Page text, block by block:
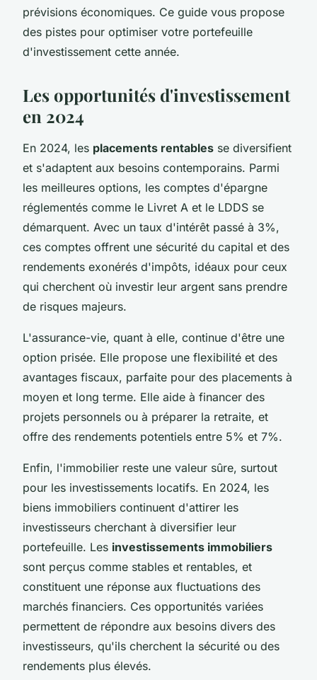
prévisions économiques. Ce guide vous propose
des pistes pour optimiser votre portefeuille
d'investissement cette année.
Les opportunités d'investissement
en 2024
En 2024, les placements rentables se diversifient
et s'adaptent aux besoins contemporains. Parmi
les meilleures options, les comptes d'épargne
réglementés comme le Livret A et le LDDS se
démarquent. Avec un taux d'intérêt passé à 3%,
ces comptes offrent une sécurité du capital et des
rendements exonérés d'impôts, idéaux pour ceux
qui cherchent où investir leur argent sans prendre
de risques majeurs.
L'assurance-vie, quant à elle, continue d'être une
option prisée. Elle propose une flexibilité et des
avantages fiscaux, parfaite pour des placements à
moyen et long terme. Elle aide à financer des
projets personnels ou à préparer la retraite, et
offre des rendements potentiels entre 5% et 7%.
Enfin, l'immobilier reste une valeur sûre, surtout
pour les investissements locatifs. En 2024, les
biens immobiliers continuent d'attirer les
investisseurs cherchant à diversifier leur
portefeuille. Les investissements immobiliers
sont perçus comme stables et rentables, et
constituent une réponse aux fluctuations des
marchés financiers. Ces opportunités variées
permettent de répondre aux besoins divers des
investisseurs, qu'ils cherchent la sécurité ou des
rendements plus élevés.